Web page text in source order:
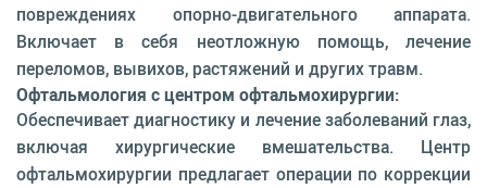
повреждениях опорно-двигательного аппарата.
Включает в себя неотложную помощь, лечение
переломов, вывихов, растяжений и других травм.
Офтальмология с центром офтальмохирургии:
Обеспечивает диагностику и лечение заболеваний глаз,
включая хирургические вмешательства. Центр
офтальмохирургии предлагает операции по коррекции